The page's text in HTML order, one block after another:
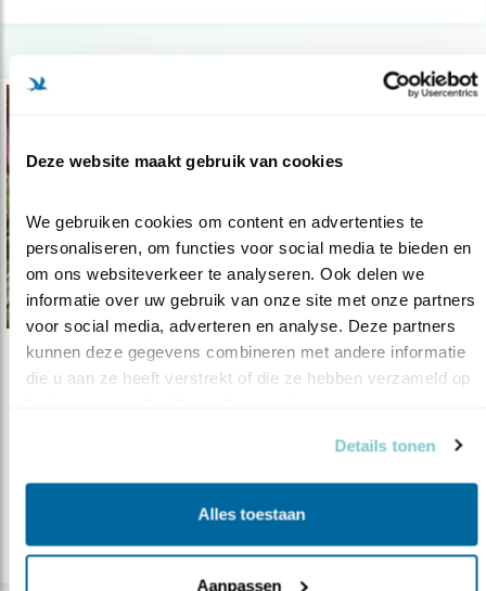
Deze website maakt gebruik van cookies
We gebruiken cookies om content en advertenties te
personaliseren, om functies voor social media te bieden en
om ons websiteverkeer te analyseren. Ook delen we
informatie over uw gebruik van onze site met onze partners
voor social media, adverteren en analyse. Deze partners
kunnen deze gegevens combineren met andere informatie
die u aan ze heeft verstrekt of die ze hebben verzameld op
Details tonen
Alles toestaan
Aanpassen
Verdieping
Vanuit de lucht zijn de meeste broedkolonies
lees meer